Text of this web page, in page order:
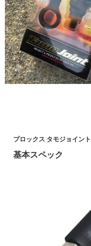
プロックス タモジョイント
基本スペック